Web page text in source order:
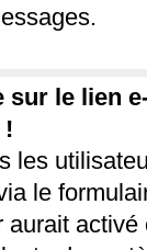
sur le lien
!
les
le
aurait